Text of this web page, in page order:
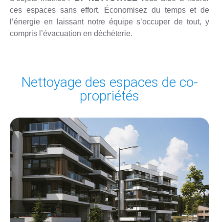
ces espaces sans effort. Économisez du temps et de
l’énergie en laissant notre équipe s’occuper de tout, y
compris l’évacuation en déchèterie.
Nettoyage des espaces de co-
propriétés